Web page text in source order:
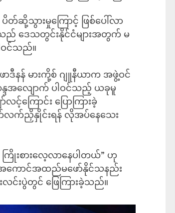
တ်ဆို့သွားမှုကြောင့် ဖြစ်ပေါ်လာ
ည် ဒေသတွင်းနိုင်ငံများအတွက် မ
ဝင်သည်။
ဒီနန် မားကို့စ် ဂျူနီယာက အဖွဲ့ဝင်
ဆန္ဒအလျောက် ပါဝင်သည့် ယခုမူ
ြောင်း ပြောကြားခဲ့
က်ညှိနှိုင်းရန် လိုအပ်နေသေး
ြိုးစားလေ့လာနေပါတယ်” ဟု
ကောင်အထည်မဖော်နိုင်သနည်း
င်းပွဲတွင် ဖြေကြားခဲ့သည်။